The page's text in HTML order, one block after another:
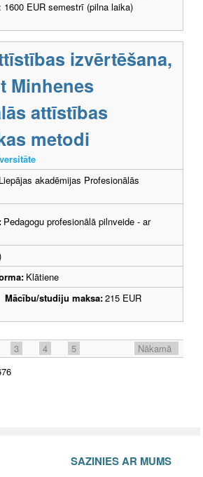
EUR semestrī (pilna laika)
izvērtēšana,
Minhenes
attīstības
metodi
akadēmijas Profesionālās
Pedagogu profesionālā pilnveide - ar
Klātiene
Mācību/studiju maksa:215 EUR
3 4 5
Nākamā
SAZINIES AR MUMS